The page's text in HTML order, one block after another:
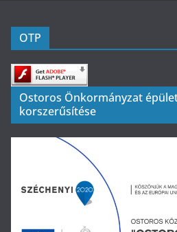
OTP
Ostoros Önkormányzat
korszerűsítése